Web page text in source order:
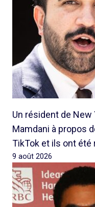
Un résident de
Mamdani à propos
TikTok et ils ont
9 août 2026